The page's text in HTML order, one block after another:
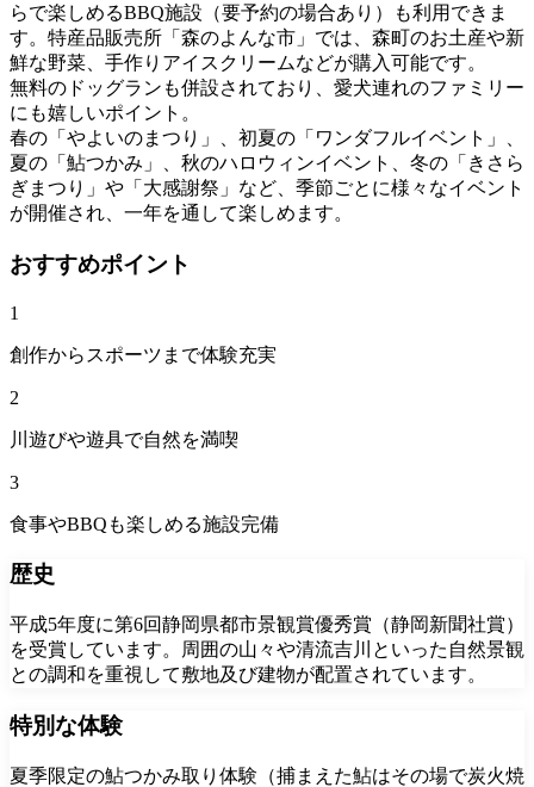
らで楽しめるBBQ施設（要予約の場合あり）も利用できま
す。特産品販売所「森のよんな市」では、森町のお土産や新
鮮な野菜、手作りアイスクリームなどが購入可能です。
無料のドッグランも併設されており、愛犬連れのファミリー
にも嬉しいポイント。
春の「やよいのまつり」、初夏の「ワンダフルイベント」、
夏の「鮎つかみ」、秋のハロウィンイベント、冬の「きさら
ぎまつり」や「大感謝祭」など、季節ごとに様々なイベント
が開催され、一年を通して楽しめます。
おすすめポイント
1
創作からスポーツまで体験充実
2
川遊びや遊具で自然を満喫
3
食事やBBQも楽しめる施設完備
歴史
平成5年度に第6回静岡県都市景観賞優秀賞（静岡新聞社賞）
を受賞しています。周囲の山々や清流吉川といった自然景観
との調和を重視して敷地及び建物が配置されています。
特別な体験
夏季限定の鮎つかみ取り体験（捕まえた鮎はその場で炭火焼